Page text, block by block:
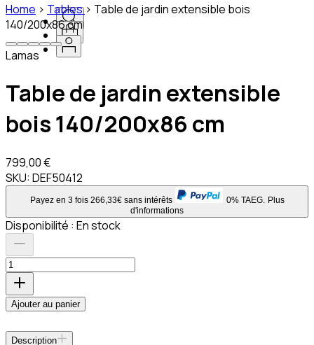
Home > Tables > Table de jardin extensible bois
140/200x86 cm
Lamas
Table de jardin extensible
bois 140/200x86 cm
799,00 €
SKU:DEF50412
Payez en 3 fois 266,33€ sans intérêts 0% TAEG. Plus
d'informations
Disponibilité : En stock
Ajouter au panier
Description